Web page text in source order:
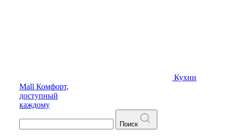
Кухни
Mall Комфорт,
доступный
каждому
Поиск